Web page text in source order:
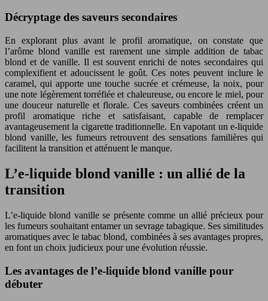
Décryptage des saveurs secondaires
En explorant plus avant le profil aromatique, on constate que
l’arôme blond vanille est rarement une simple addition de tabac
blond et de vanille. Il est souvent enrichi de notes secondaires qui
complexifient et adoucissent le goût. Ces notes peuvent inclure le
caramel, qui apporte une touche sucrée et crémeuse, la noix, pour
une note légèrement torréfiée et chaleureuse, ou encore le miel, pour
une douceur naturelle et florale. Ces saveurs combinées créent un
profil aromatique riche et satisfaisant, capable de remplacer
avantageusement la cigarette traditionnelle. En vapotant un e-liquide
blond vanille, les fumeurs retrouvent des sensations familières qui
facilitent la transition et atténuent le manque.
L’e-liquide blond vanille : un allié de la
transition
L’e-liquide blond vanille se présente comme un allié précieux pour
les fumeurs souhaitant entamer un sevrage tabagique. Ses similitudes
aromatiques avec le tabac blond, combinées à ses avantages propres,
en font un choix judicieux pour une évolution réussie.
Les avantages de l’e-liquide blond vanille pour
débuter